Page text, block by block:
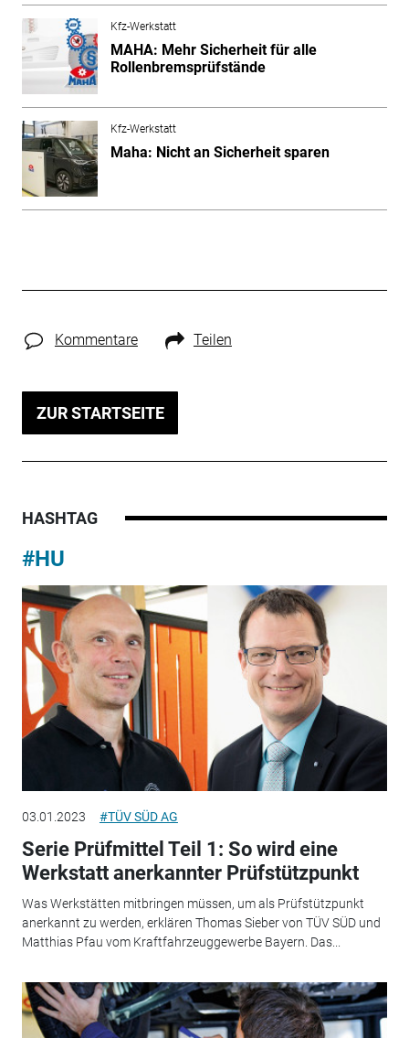
Kfz-Werkstatt
MAHA: Mehr Sicherheit für alle
Rollenbremsprüfstände
Kfz-Werkstatt
Maha: Nicht an Sicherheit sparen
Kommentare Teilen
ZUR STARTSEITE
HASHTAG
#HU
03.01.2023 #TÜV SÜD AG
Serie Prüfmittel Teil 1: So wird eine
Werkstatt anerkannter Prüfstützpunkt
Was Werkstätten mitbringen müssen, um als Prüfstützpunkt
anerkannt zu werden, erklären Thomas Sieber von TÜV SÜD und
Matthias Pfau vom Kraftfahrzeuggewerbe Bayern. Das...